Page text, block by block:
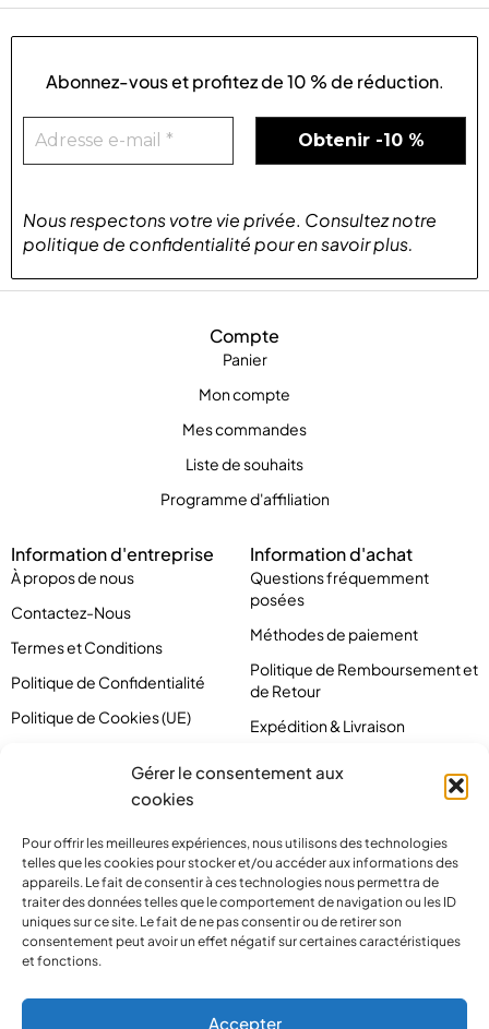
Gérer le consentement aux
cookies
Pour offrir les meilleures expériences, nous utilisons des technologies
telles que les cookies pour stocker et/ou accéder aux informations des
appareils. Le fait de consentir à ces technologies nous permettra de
traiter des données telles que le comportement de navigation ou les ID
uniques sur ce site. Le fait de ne pas consentir ou de retirer son
consentement peut avoir un effet négatif sur certaines caractéristiques
et fonctions.
Accepter
Compte
Panier
Mon compte
Mes commandes
Liste de souhaits
Programme d'affiliation
Information d'entreprise
À propos de nous
Contactez-Nous
Termes et Conditions
Politique de Confidentialité
Politique de Cookies (UE)
Information d'achat
Questions fréquemment
posées
Méthodes de paiement
Politique de Remboursement et
de Retour
Expédition & Livraison
Abonnez-vous et profitez de10 % de réduction.
Nous respectons votre vie privée. Consultez notre
politique de confidentialitépouren savoir plus.